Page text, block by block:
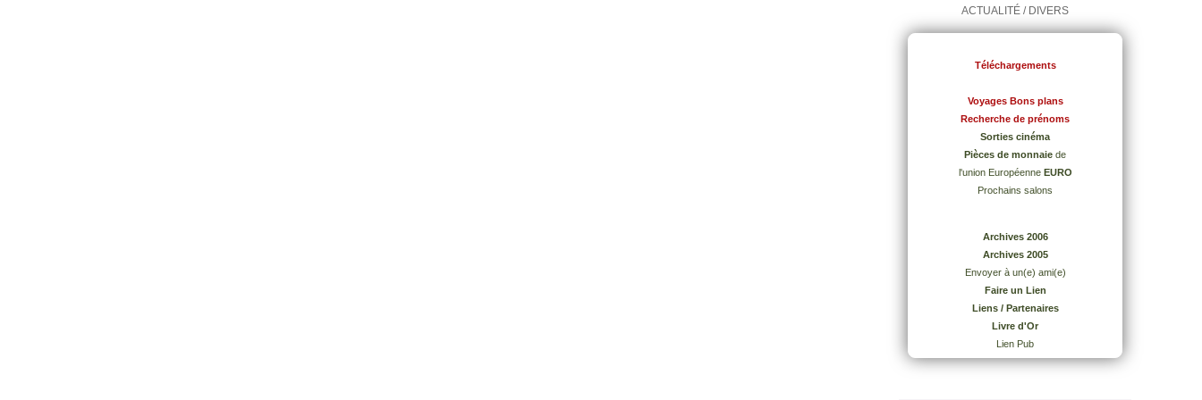
ACTUALITÉ / DIVERS
Téléchargements
Voyages Bons plans
Recherche de prénoms
Sorties cinéma
Pièces de monnaie de
l'union Européenne EURO
Prochains salons
Archives 2006
Archives 2005
Envoyer à un(e) ami(e)
Faire un Lien
Liens / Partenaires
Livre d'Or
Lien Pub